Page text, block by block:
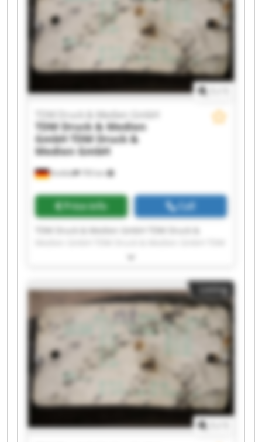
GmbH TDM Druck & Medien GmbH TDM Druck &
Medien GmbH TDM Druck & Medien GmbH TDM
Druck & Medien GmbH TDM Druck & Medien
GmbH
Krefeld 795 km
TDM Druck & Medien GmbH
TDM Druck & Medien
GmbH TDM Druck &
Medien GmbH
Price info Call
Druck & Medien GmbH TDM Druck & Medien
Medien GmbH TDM Druck & Medien GmbH TDM
Druck & Medien GmbH TDM Druck & Medien
GmbH TDM Druck & Medien GmbH TDM Druck &
Medien GmbH TDM Druck & Medien GmbH TDM
Druck & Medien GmbH TDM Druck & Medien
GmbH TDM Druck & Medien GmbH TDM Druck &
Medien GmbH TDM Druck & Medien GmbH TDM
Druck & Medien GmbH TDM Druck & Medien
GmbH
Listing